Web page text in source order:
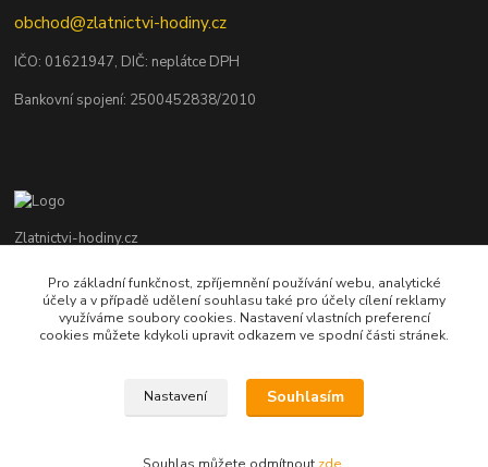
obchod@zlatnictvi-hodiny.cz
IČO: 01621947, DIČ: neplátce DPH
Bankovní spojení: 2500452838/2010
Zlatnictvi-hodiny.cz
+420 379 492 545
Po - Pá: 9,00 - 17,00 hod., So: 9,00 - 11,30 hod.
Pro základní funkčnost, zpříjemnění používání webu, analytické
účely a v případě udělení souhlasu také pro účely cílení reklamy
využíváme soubory cookies. Nastavení vlastních preferencí
cookies můžete kdykoli upravit odkazem ve spodní části stránek.
Nastavení Souhlasím